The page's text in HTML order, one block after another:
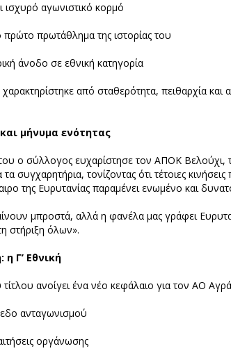
ισχυρό αγωνιστικό κορμό
πρώτο πρωτάθλημα της ιστορίας του
άνοδο σε εθνική κατηγορία
από σταθερότητα, πειθαρχία
μήνυμα ενότητας
ο σύλλογος ευχαρίστησε τον ΑΠΟΚ Βελούχι,
συγχαρητήρια, τονίζοντας ότι τέτοιες
της Ευρυτανίας παραμένει ενωμένο και
μπροστά, αλλά η φανέλα μας γράφει
στήριξη όλων».
Γ’ Εθνική
ανοίγει ένα νέο κεφάλαιο για τον ΑΟ
ανταγωνισμού
οργάνωσης